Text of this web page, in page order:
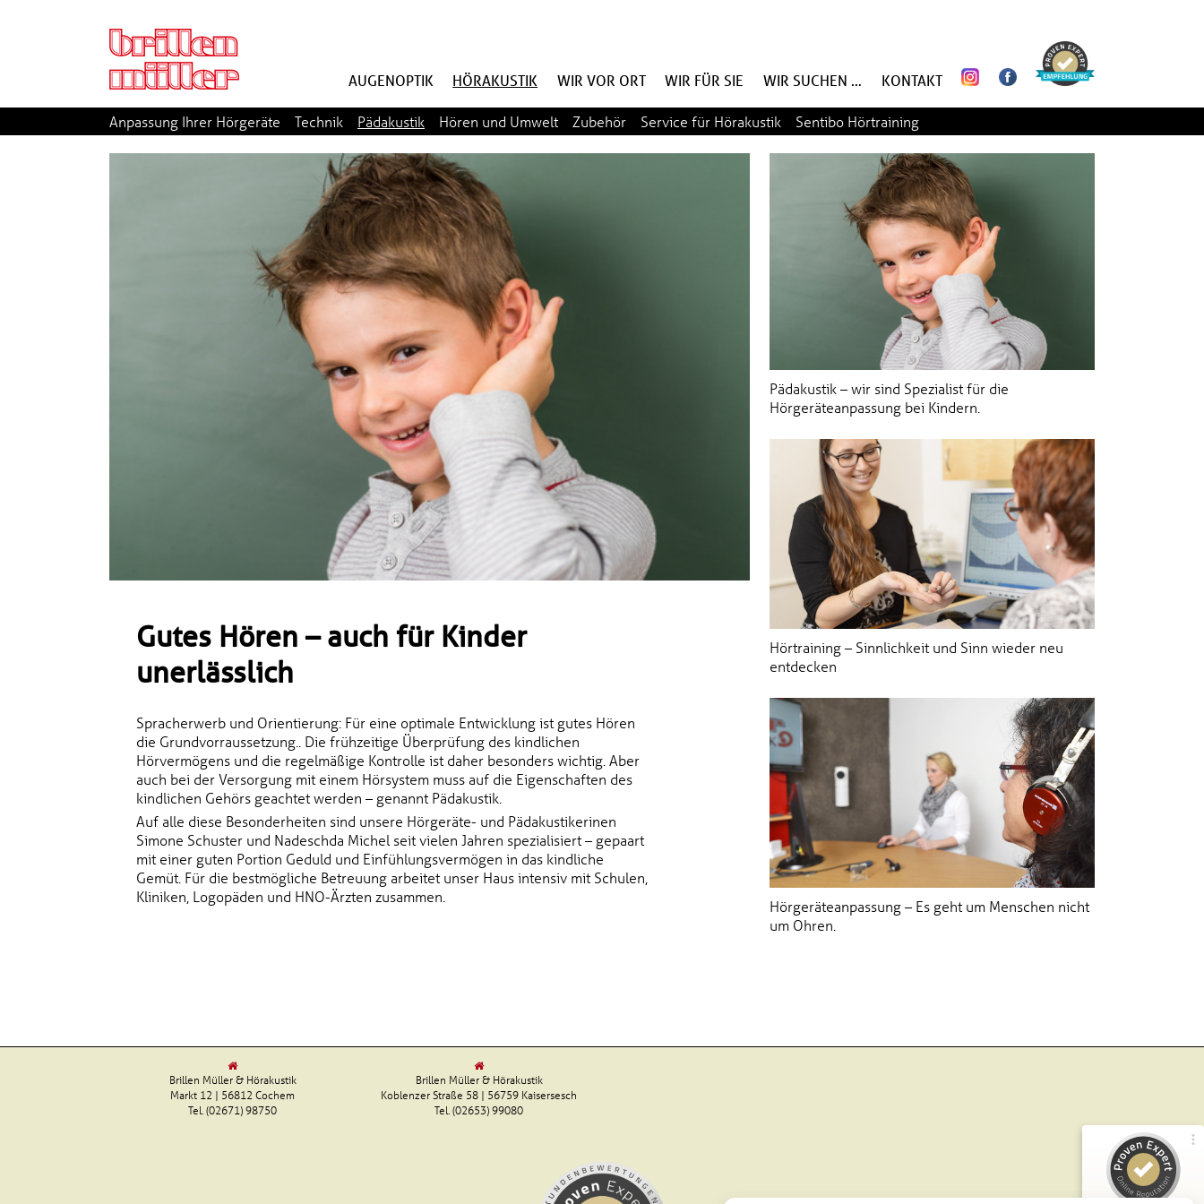
AUGENOPTIK HÖRAKUSTIK WIR VOR ORT WIR FÜR SIE WIR SUCHEN … KONTAKT
Anpassung Ihrer Hörgeräte Technik Pädakustik Hören und Umwelt Zubehör Service für Hörakustik Sentibo Hörtraining
Gutes Hören – auch für Kinder
unerlässlich
Spracherwerb und Orientierung: Für eine optimale Entwicklung ist gutes Hören
die Grundvorraussetzung.. Die frühzeitige Überprüfung des kindlichen
Hörvermögens und die regelmäßige Kontrolle ist daher besonders wichtig. Aber
auch bei der Versorgung mit einem Hörsystem muss auf die Eigenschaften des
kindlichen Gehörs geachtet werden – genannt Pädakustik.
Auf alle diese Besonderheiten sind unsere Hörgeräte- und Pädakustikerinen
Simone Schuster und Nadeschda Michel seit vielen Jahren spezialisiert – gepaart
mit einer guten Portion Geduld und Einfühlungsvermögen in das kindliche
Gemüt. Für die bestmögliche Betreuung arbeitet unser Haus intensiv mit Schulen,
Kliniken, Logopäden und HNO-Ärzten zusammen.
Pädakustik – wir sind Spezialist für die
Hörgeräteanpassung bei Kindern.
Hörtraining – Sinnlichkeit und Sinn wieder neu
entdecken
Hörgeräteanpassung – Es geht um Menschen nicht
um Ohren.
Brillen Müller & Hörakustik
Markt 12 | 56812 Cochem
Tel. (02671) 98750
Brillen Müller & Hörakustik
Koblenzer Straße 58 | 56759 Kaisersesch
Tel. (02653) 99080
ProvenExpert.com
Blick aufs ProvenExpert-Profil werfen
Anonym